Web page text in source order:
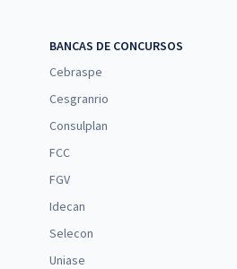
BANCAS DE CONCURSOS
Cebraspe
Cesgranrio
Consulplan
FCC
FGV
Idecan
Selecon
Uniase